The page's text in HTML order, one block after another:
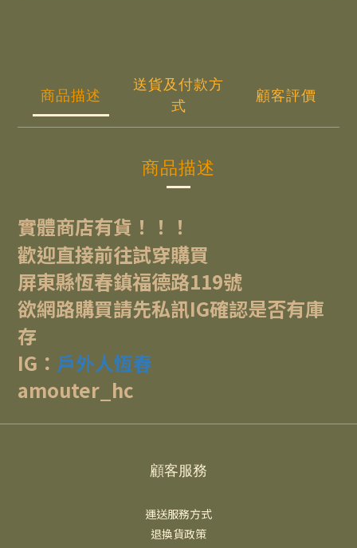
商品描述
送貨及付款方
式
顧客評價
商品描述
實體商店有貨！！！
歡迎直接前往試穿購買
屏東縣恆春鎮福德路119號
欲網路購買請先私訊IG確認是否有庫
存
IG： 戶外人恆春
amouter_hc
顧客服務
運送服務方式
退換貨政策